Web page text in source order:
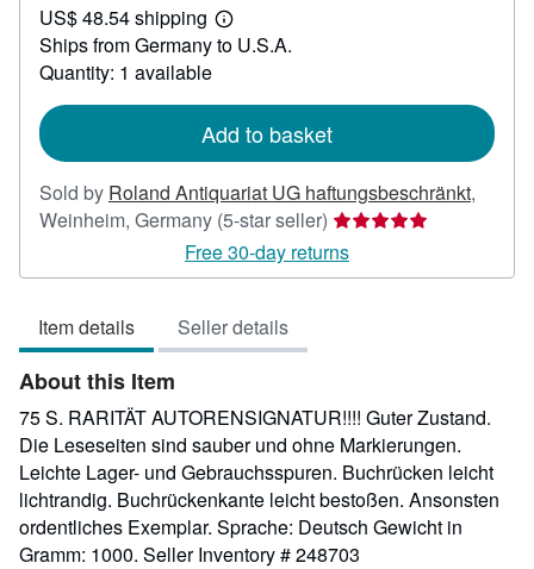
35.71
US$ 48.54 shipping
Learn
more
Ships from Germany to U.S.A.
Quantity: 1 available
Add to basket
Sold by Roland Antiquariat UG haftungsbeschränkt,
Weinheim, Germany (5-star seller) Seller
rating
5
Free 30-day returns
Item details Seller details
About this Item
75 S. RARITÄT AUTORENSIGNATUR!!!! Guter Zustand.
Die Leseseiten sind sauber und ohne Markierungen.
Leichte Lager- und Gebrauchsspuren. Buchrücken leicht
lichtrandig. Buchrückenkante leicht bestoßen. Ansonsten
ordentliches Exemplar. Sprache: Deutsch Gewicht in
Gramm: 1000. Seller Inventory # 248703